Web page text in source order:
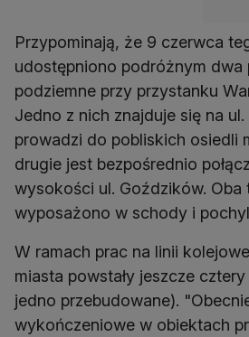
Przypominają, że 9 czerwca
udostępniono podróżnym dwa
podziemne przy przystanku
Jedno z nich znajduje się na
prowadzi do pobliskich osiedli
drugie jest bezpośrednio
wysokości ul. Goździków. Oba
wyposażono w schody i
W ramach prac na linii
miasta powstały jeszcze
jedno przebudowane).
wykończeniowe w obiektach